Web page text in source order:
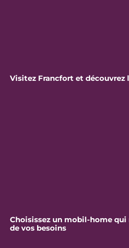
Visitez Francfort et découvrez
Choisissez un mobil-home qui
de vos besoins